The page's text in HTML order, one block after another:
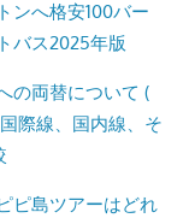
ンへ格安100バー
バス2025年版
の両替について (
際線、国内線、そ
ピ島ツアーはどれ